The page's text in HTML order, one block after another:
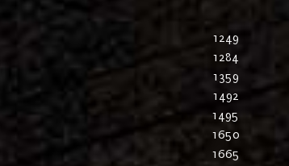
1249
1284
1359
1492
1495
1650
1665